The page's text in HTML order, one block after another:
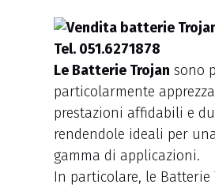
Le Batterie Trojan sono
particolarmente
prestazioni affidabili e
rendendole ideali per
gamma di applicazioni.
In particolare, le Batterie